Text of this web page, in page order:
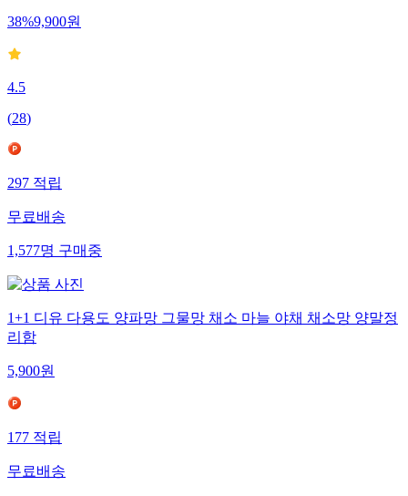
38%9,900원
4.5
(28)
297 적립
무료배송
1,577명 구매중
1+1 디유 다용도 양파망 그물망 채소 마늘 야채 채소망 양말정
리함
5,900원
177 적립
무료배송